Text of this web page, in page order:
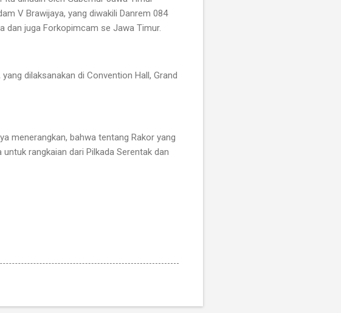
V Brawijaya, yang diwakili Danrem 084
dan juga Forkopimcam se Jawa Timur.
dilaksanakan di Convention Hall, Grand
menerangkan, bahwa tentang Rakor yang
rangkaian dari Pilkada Serentak dan